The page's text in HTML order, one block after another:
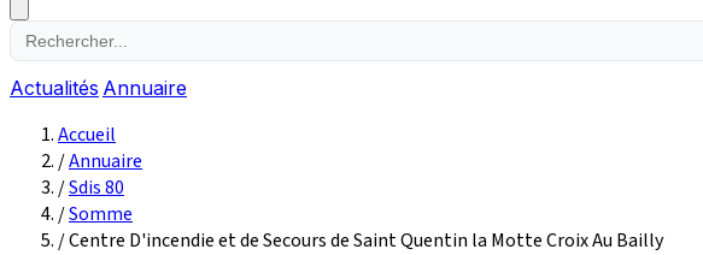
Actualités Annuaire
Accueil
/Annuaire
/Sdis 80
/Somme
/Centre D'incendie et de Secours de Saint Quentin la Motte Croix Au Bailly